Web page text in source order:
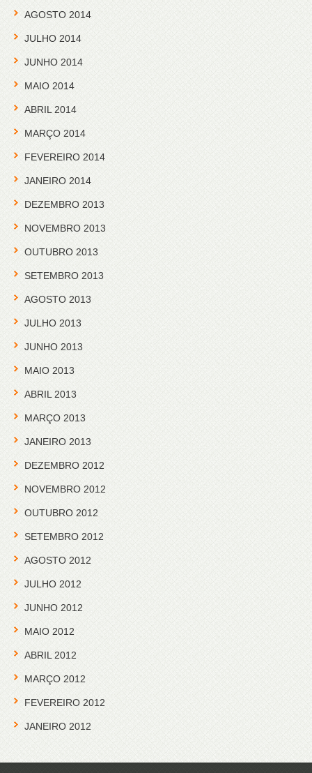
AGOSTO 2014
JULHO 2014
JUNHO 2014
MAIO 2014
ABRIL 2014
MARÇO 2014
FEVEREIRO 2014
JANEIRO 2014
DEZEMBRO 2013
NOVEMBRO 2013
OUTUBRO 2013
SETEMBRO 2013
AGOSTO 2013
JULHO 2013
JUNHO 2013
MAIO 2013
ABRIL 2013
MARÇO 2013
JANEIRO 2013
DEZEMBRO 2012
NOVEMBRO 2012
OUTUBRO 2012
SETEMBRO 2012
AGOSTO 2012
JULHO 2012
JUNHO 2012
MAIO 2012
ABRIL 2012
MARÇO 2012
FEVEREIRO 2012
JANEIRO 2012